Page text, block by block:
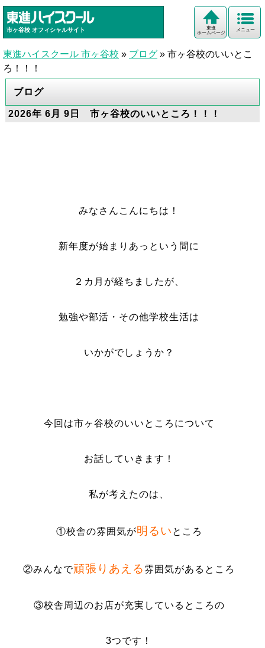
市ヶ谷校 オフィシャルサイト メニュー
東進
ホームページ
東進ハイスクール 市ヶ谷校 » ブログ » 市ヶ谷校のいいとこ
ろ！！！
ブログ
2026年 6月 9日 市ヶ谷校のいいところ！！！
みなさんこんにちは！
新年度が始まりあっという間に
２カ月が経ちましたが、
勉強や部活・その他学校生活は
いかがでしょうか？
今回は市ヶ谷校のいいところについて
お話していきます！
私が考えたのは、
①校舎の雰囲気が明るい ところ
②みんなで頑張りあえる雰囲気があるところ
③校舎周辺のお店が充実しているところの
3つです！